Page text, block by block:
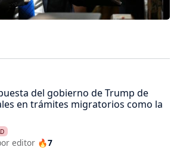
del gobierno de Trump de
en trámites migratorios como la
editor 🔥7